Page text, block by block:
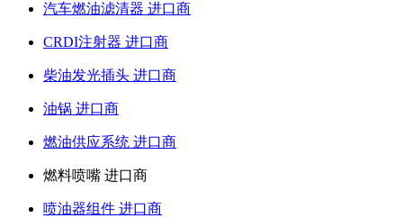
汽车燃油滤清器 进口商
CRDI注射器 进口商
柴油发光插头 进口商
油锅 进口商
燃油供应系统 进口商
燃料喷嘴 进口商
喷油器组件 进口商